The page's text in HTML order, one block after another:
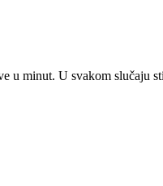
u minut. U svakom slučaju